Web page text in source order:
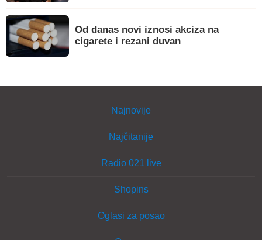
Od danas novi iznosi akciza na
cigarete i rezani duvan
Najnovije
Najčitanije
Radio 021 live
Shopins
Oglasi za posao